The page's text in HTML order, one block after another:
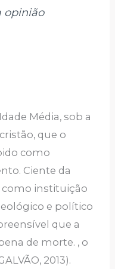
opinião
Média, sob a
que o
como
Ciente da
como instituição
e político
que a
de morte. , o
2013).